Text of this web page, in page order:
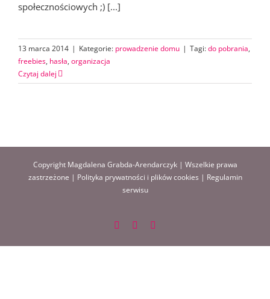
społecznościowych ;) [...]
13 marca 2014 | Kategorie: prowadzenie domu | Tagi:do pobrania,
freebies, hasła, organizacja
Czytaj dalej
Copyright Magdalena Grabda-Arendarczyk | Wszelkie prawa
zastrzeżone | Polityka prywatności i plików cookies | Regulamin
serwisu
FacebookInstagram